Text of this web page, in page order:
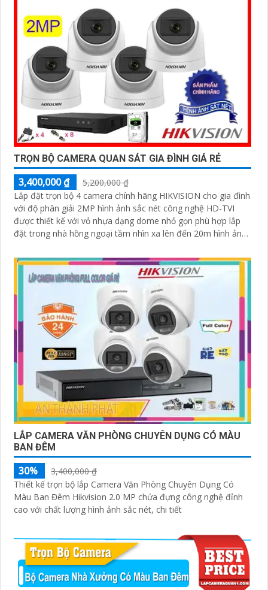
TRỌN BỘ CAMERA QUAN SÁT GIA ĐÌNH GIÁ RẺ
3,400,000 ₫
5,200,000 ₫
Lắp đặt trọn bộ 4 camera chính hãng HIKVISION cho gia đình
với độ phân giải 2MP hình ảnh sắc nét công nghệ HD-TVI
được thiết kế với vỏ nhựa dạng dome nhỏ gọn phù hợp lắp
đặt trong nhà hồng ngoại tầm nhìn xa lên đến 20m hình ảnh
đình.
LẮP CAMERA VĂN PHÒNG CHUYÊN DỤNG CÓ MÀU
BAN ĐÊM
30%
3,400,000 ₫
Thiết kế trọn bộ lắp Camera Văn Phòng Chuyên Dụng Có
Màu Ban Đêm Hikvision 2.0 MP chứa đựng công nghệ đỉnh
cao với chất lượng hình ảnh sắc nét, chi tiết